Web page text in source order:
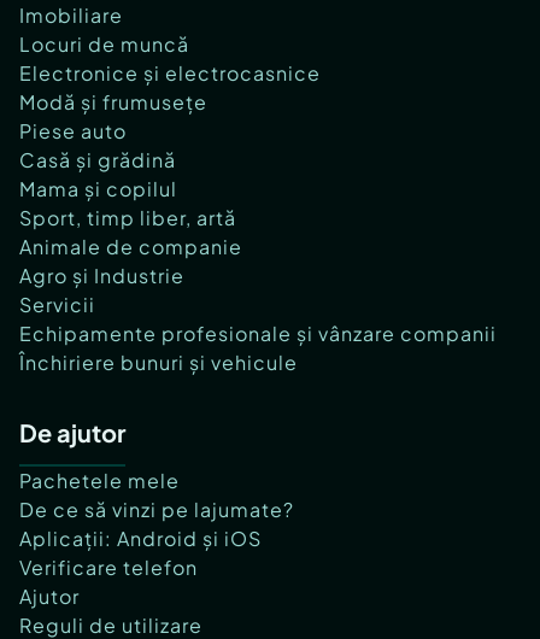
Imobiliare
Locuri de muncă
Electronice și electrocasnice
Modă și frumusețe
Piese auto
Casă și grădină
Mama și copilul
Sport, timp liber, artă
Animale de companie
Agro și Industrie
Servicii
Echipamente profesionale și vânzare companii
Închiriere bunuri și vehicule
De ajutor
Pachetele mele
De ce să vinzi pe lajumate?
Aplicații: Android și iOS
Verificare telefon
Ajutor
Reguli de utilizare